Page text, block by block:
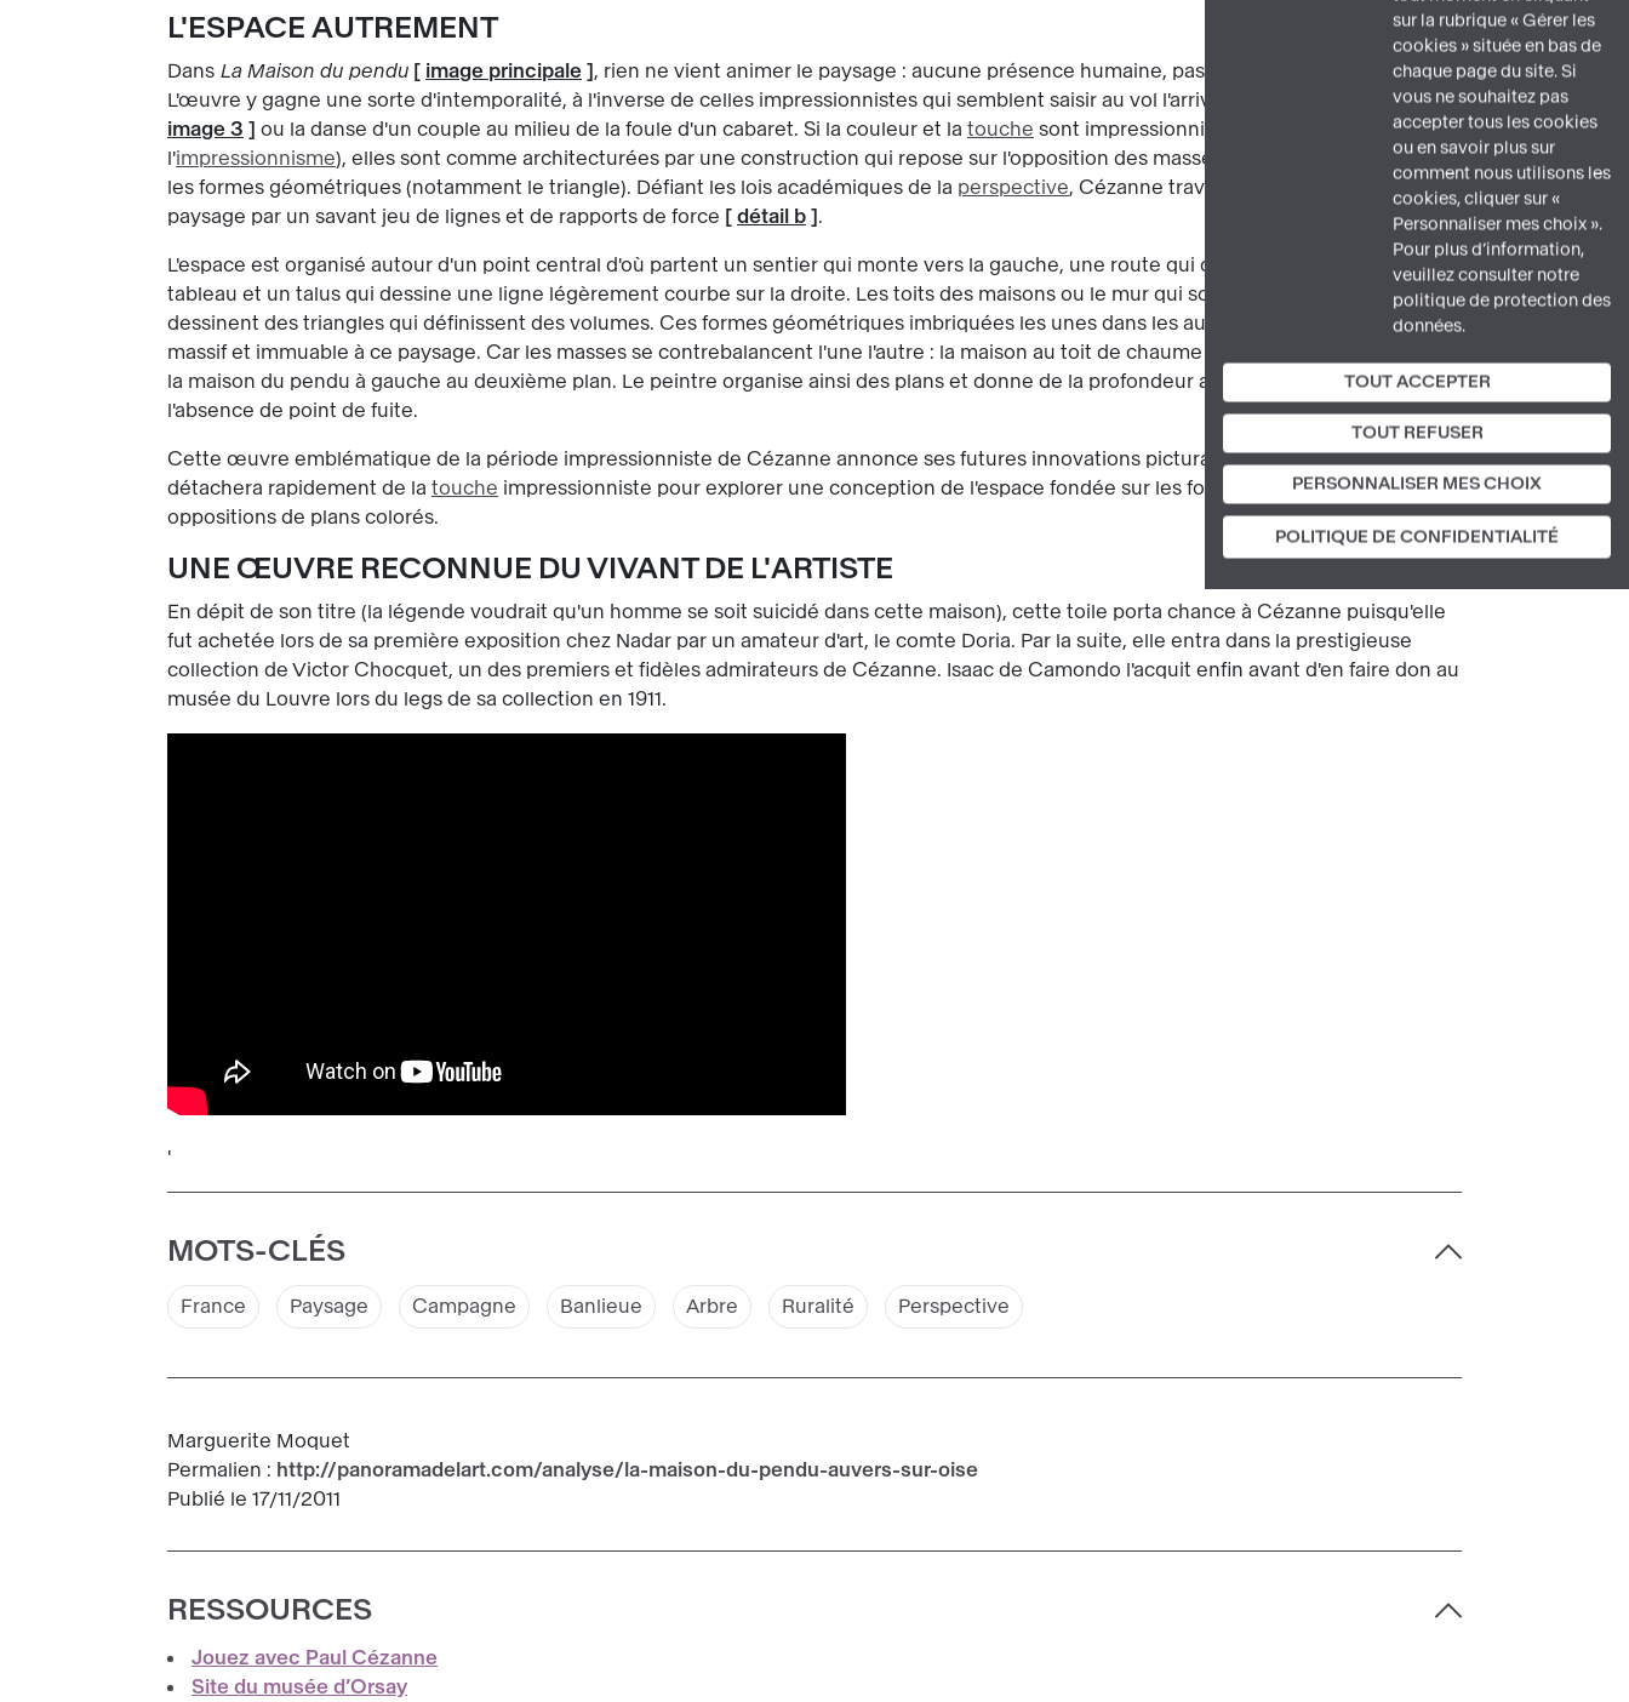
sur la rubrique « Gérer les
cookies » située en bas de
chaque page du site. Si
vous ne souhaitez pas
accepter tous les cookies
ou en savoir plus sur
comment nous utilisons les
cookies, cliquer sur «
Personnaliser mes choix ».
Pour plus d’information,
veuillez consulter notre
politique de protection des
données.
TOUT ACCEPTER
TOUT REFUSER
PERSONNALISER MES CHOIX
POLITIQUE DE CONFIDENTIALITÉ
L'ESPACE AUTREMENT
Dans La Maison du pendu [ image principale ] , rien ne vient animer le paysage : aucune présence humaine, pas le moindre souffle de vent.
L'œuvre y gagne une sorte d'intemporalité, à l'inverse de celles impressionnistes qui semblent saisir au vol l'arrivée d'un train en gare[
image 3 ] ou la danse d'un couple au milieu de la foule d'un cabaret. Si la couleur et la touche sont impressionnistes (ou s'apparentent à
l'impressionnisme), elles sont comme architecturées par une construction qui repose sur l'opposition des masses combinée à un jeu sur
les formes géométriques (notamment le triangle). Défiant les lois académiques de la perspective, Cézanne travaille la profondeur du
paysage par un savant jeu de lignes et de rapports de force [ détail b ] .
L'espace est organisé autour d'un point central d'où partent un sentier qui monte vers la gauche, une route qui descend au centre du
tableau et un talus qui dessine une ligne légèrement courbe sur la droite. Les toits des maisons ou le mur qui soutient le talus à droite
dessinent des triangles qui définissent des volumes. Ces formes géométriques imbriquées les unes dans les autres donnent un aspect
massif et immuable à ce paysage. Car les masses se contrebalancent l'une l'autre : la maison au toit de chaume sur la droite équilibre ainsi
la maison du pendu à gauche au deuxième plan. Le peintre organise ainsi des plans et donne de la profondeur au paysage malgré
l'absence de point de fuite.
Cette œuvre emblématique de la période impressionniste de Cézanne annonce ses futures innovations picturales, car le maître d'Aix se
détachera rapidement de la touche impressionniste pour explorer une conception de l'espace fondée sur les formes géométriques et les
oppositions de plans colorés.
UNE ŒUVRE RECONNUE DU VIVANT DE L'ARTISTE
En dépit de son titre (la légende voudrait qu'un homme se soit suicidé dans cette maison), cette toile porta chance à Cézanne puisqu'elle
fut achetée lors de sa première exposition chez Nadar par un amateur d'art, le comte Doria. Par la suite, elle entra dans la prestigieuse
collection de Victor Chocquet, un des premiers et fidèles admirateurs de Cézanne. Isaac de Camondo l'acquit enfin avant d'en faire don au
musée du Louvre lors du legs de sa collection en 1911.
'
MOTS-CLÉS
France Paysage Campagne Banlieue Arbre Ruralité Perspective
Marguerite Moquet
Permalien : http://panoramadelart.com/analyse/la-maison-du-pendu-auvers-sur-oise
Publié le 17/11/2011
RESSOURCES
Jouez avec Paul Cézanne
Site du musée d’Orsay